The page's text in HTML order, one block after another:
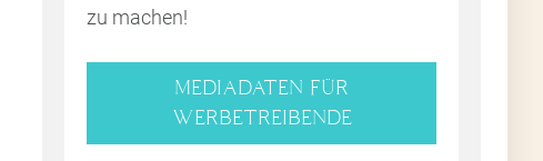
zu machen!
MEDIADATEN FÜR
WERBETREIBENDE